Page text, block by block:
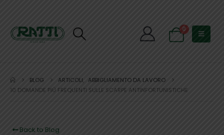
0
BLOG ARTICOLI
ABBIGLIAMENTO DA LAVORO
10 DOMANDE PIÙ FREQUENTI SULLE SCARPE ANTINFORTUNISTICHE
Back to Blog